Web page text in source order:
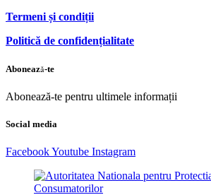
Termeni și condiții
Politică de confidențialitate
Abonează-te
Abonează-te pentru ultimele informații
Social media
FacebookYoutube Instagram